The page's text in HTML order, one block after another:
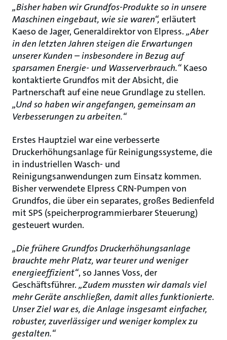
„Bisher haben wir Grundfos-Produkte so in unsere
Maschinen eingebaut, wie sie waren“, erläutert
Kaeso de Jager, Generaldirektor von Elpress. „Aber
in den letzten Jahren steigen die Erwartungen
unserer Kunden – insbesondere in Bezug auf
sparsamen Energie- und Wasserverbrauch.“Kaeso
kontaktierte Grundfos mit der Absicht, die
Partnerschaft auf eine neue Grundlage zu stellen.
„Und so haben wir angefangen, gemeinsam an
Verbesserungen zu arbeiten.“
Erstes Hauptziel war eine verbesserte
Druckerhöhungsanlage für Reinigungssysteme, die
in industriellen Wasch- und
Reinigungsanwendungen zum Einsatz kommen.
Bisher verwendete Elpress CRN-Pumpen von
Grundfos, die über ein separates, großes Bedienfeld
mit SPS (speicherprogrammierbarer Steuerung)
gesteuert wurden.
„Die frühere Grundfos Druckerhöhungsanlage
brauchte mehr Platz, war teurer und weniger
energieeffizient“, so Jannes Voss, der
Geschäftsführer. „Zudem mussten wir damals viel
mehr Geräte anschließen, damit alles funktionierte.
Unser Ziel war es, die Anlage insgesamt einfacher,
robuster, zuverlässiger und weniger komplex zu
gestalten.“